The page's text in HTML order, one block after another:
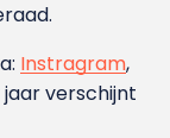
Instragram,
jaar verschijnt